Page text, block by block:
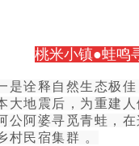
桃米小镇●蛙鸣
诠释自然生态极
地震后，为重建
阿婆寻觅青蛙，
民宿集群 。